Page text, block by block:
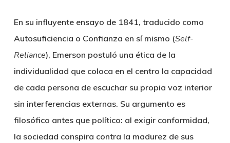
En su influyente ensayo de 1841, traducido como
Autosuficiencia o Confianza en sí mismo (Self-
Reliance), Emerson postuló una ética de la
individualidad que coloca en el centro la capacidad
de cada persona de escuchar su propia voz interior
sin interferencias externas. Su argumento es
filosófico antes que político: al exigir conformidad,
la sociedad conspira contra la madurez de sus